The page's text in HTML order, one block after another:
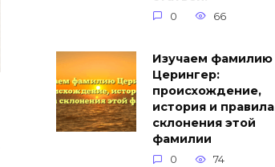
0 66
Изучаем фамилию
Церингер:
происхождение,
история и правила
склонения этой
фамилии
0 74